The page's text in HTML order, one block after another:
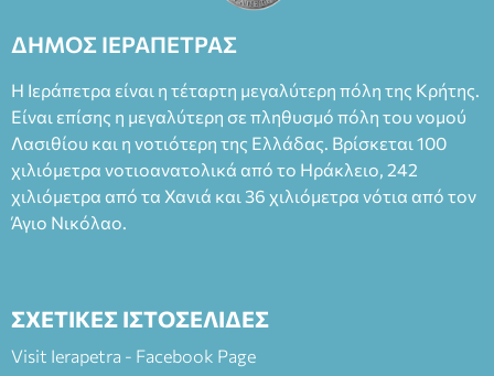
Καπουράνη, νικητή του βραβείου Δημήτρης Χορν 2022-
Φεδερίκο. Σκηνοθεσία: Βαγγέλης Θεοδωρόπουλος Είσοδος: :
άνω των 65 Προπώληση: Βιβλιοπωλείο Πάπυρος (Πλατεία
Πλαστήρα), E&G Mini market (Δημοκρατίας 39 Ιεράπετρα)
και στο more.com Χώρος: 3ο Γυμνάσιο Ιεράπετρας
(Είσοδος ΕΠΑ.Λ.) Έναρξη 21:15 Οργάνωση: ΚΝΩΣΟΣ
ΘΕΑΤΡΙΚΕΣ ΠΑΡΑΓΩΓΕΣ ΕΕ
ΔΗΜΟΣ ΙΕΡΑΠΕΤΡΑΣ
Η Ιεράπετρα είναι η τέταρτη μεγαλύτερη πόλη της Κρήτης.
Είναι επίσης η μεγαλύτερη σε πληθυσμό πόλη του νομού
Λασιθίου και η νοτιότερη της Ελλάδας. Βρίσκεται 100
χιλιόμετρα νοτιοανατολικά από το Ηράκλειο, 242
χιλιόμετρα από τα Χανιά και 36 χιλιόμετρα νότια από τον
Άγιο Νικόλαο.
ΣΧΕΤΙΚΕΣ ΙΣΤΟΣΕΛΙΔΕΣ
Visit Ierapetra - Facebook Page